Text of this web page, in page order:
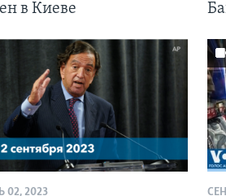
в Киеве
02, 2023